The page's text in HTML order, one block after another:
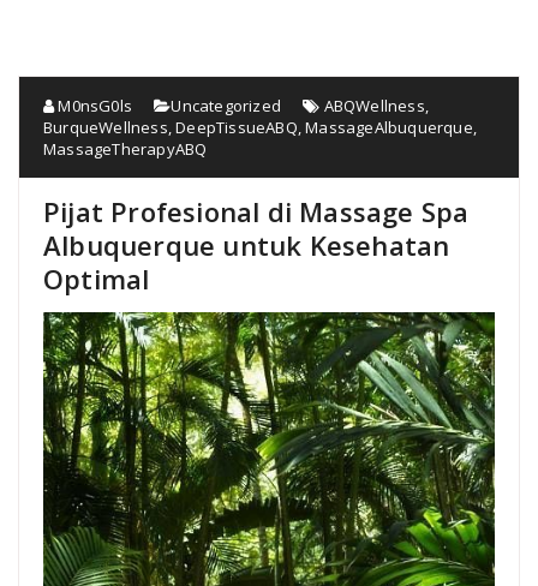
M0nsG0ls Uncategorized ABQWellness
BurqueWellness ,DeepTissueABQ ,MassageAlbuquerque
MassageTherapyABQ
Pijat Profesional di Massage Spa
Albuquerque untuk Kesehatan
Optimal